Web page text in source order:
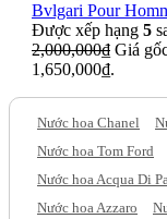
Bvlgari Pour
Được xếp hạng 5
2,000,000₫ Giá
1,650,000₫.
Nước hoa Chanel
Nước hoa Tom Ford
Nước hoa Acqua Di
Nước hoa Azzaro